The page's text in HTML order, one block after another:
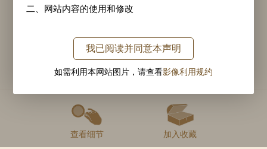
六十三年零四个月，是中国历史上实际执掌国家
作家详情
查看细节 加入收藏
二、网站内容的使用和修改
网站内容时，均须获得故宫博物院的书面同意，在转
载时须注明作者，并标明图片、文章的出处为“故宫博
物院名画记网站”或https://minghuaji.dpm.org.cn。未经
故宫博物院或相关权利人的书面许可，不得修改所使
三、侵权通知
我已阅读并同意本声明
如需利用本网站图片，请查看影像利用规约